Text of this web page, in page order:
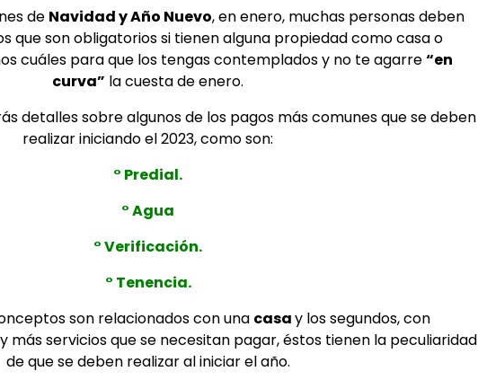
de Navidad y Año Nuevo, en enero, muchas personas deben
que son obligatorios si tienen alguna propiedad como casa o
cuáles para que los tengas contemplados y no te agarre“en
curva” la cuesta de enero.
detalles sobre algunos de los pagos más comunes que se deben
realizar iniciando el 2023, como son:
° Predial.
° Agua
° Verificación.
° Tenencia.
son relacionados con una casay los segundos, con
más servicios que se necesitan pagar, éstos tienen la peculiaridad
de que se deben realizar al iniciar el año.